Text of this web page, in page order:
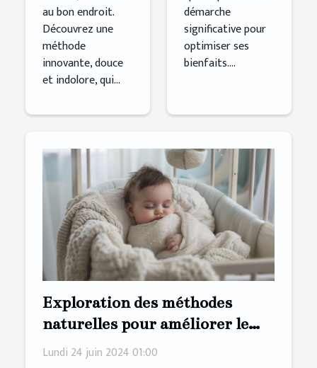
au bon endroit.
Découvrez une
méthode
innovante, douce
et indolore, qui...
démarche
significative pour
optimiser ses
bienfaits....
Exploration des méthodes
naturelles pour améliorer le
sommeil des bébés
Lundi 24 juin 2024 01:00